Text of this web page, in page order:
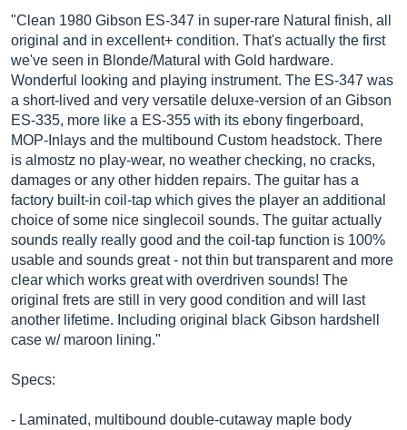
"Clean 1980 Gibson ES-347 in super-rare Natural finish, all
original and in excellent+ condition. That's actually the first
we've seen in Blonde/Matural with Gold hardware.
Wonderful looking and playing instrument. The ES-347 was
a short-lived and very versatile deluxe-version of an Gibson
ES-335, more like a ES-355 with its ebony fingerboard,
MOP-Inlays and the multibound Custom headstock. There
is almostz no play-wear, no weather checking, no cracks,
damages or any other hidden repairs. The guitar has a
factory built-in coil-tap which gives the player an additional
choice of some nice singlecoil sounds. The guitar actually
sounds really really good and the coil-tap function is 100%
usable and sounds great - not thin but transparent and more
clear which works great with overdriven sounds! The
original frets are still in very good condition and will last
another lifetime. Including original black Gibson hardshell
case w/ maroon lining."
Specs:
- Laminated, multibound double-cutaway maple body